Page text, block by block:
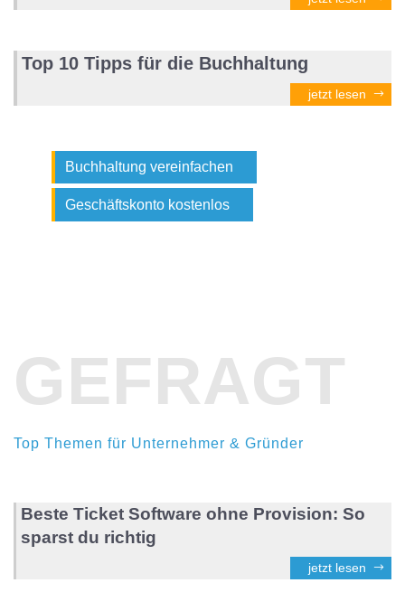
Top 10 Tipps für die Buchhaltung
jetzt lesen
Buchhaltung vereinfachen
Geschäftskonto kostenlos
GEFRAGT
Top Themen für Unternehmer & Gründer
Beste Ticket Software ohne Provision: So
sparst du richtig
jetzt lesen